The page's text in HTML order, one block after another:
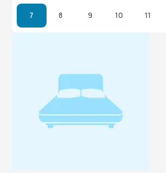
7 8 9 10 11